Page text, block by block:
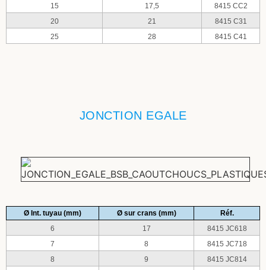
15
17,5
8415 CC2
20
21
8415 C31
25
28 8415 C41
JONCTION EGALE
Ø Int. tuyau (mm) Ø sur crans (mm)
Réf.
6
17
8415 JC618
7
8
8415 JC718
8
9
8415 JC814